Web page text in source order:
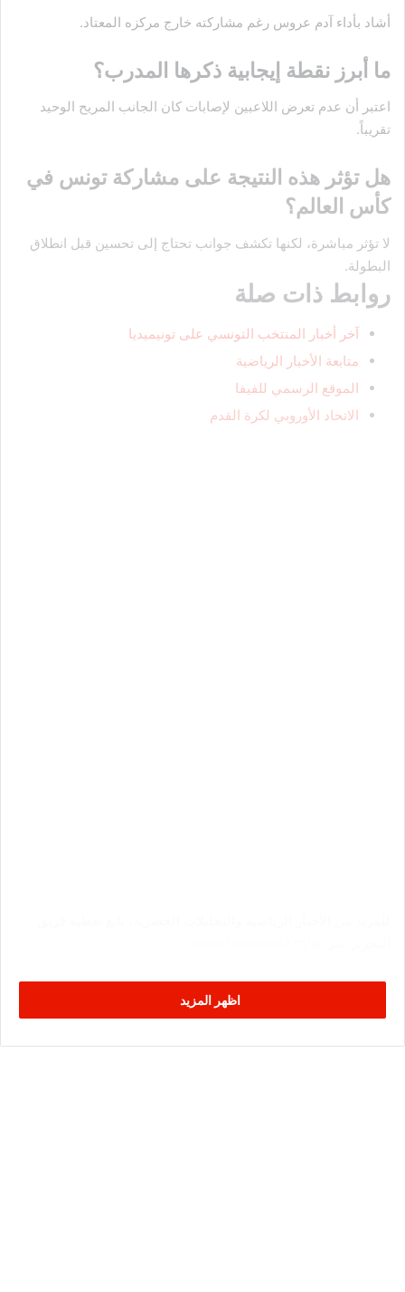
أشاد بأداء آدم عروس رغم مشاركته خارج مركزه المعتاد.
ما أبرز نقطة إيجابية ذكرها المدرب؟
اعتبر أن عدم تعرض اللاعبين لإصابات كان الجانب المريح الوحيد
تقريباً.
هل تؤثر هذه النتيجة على مشاركة تونس في
كأس العالم؟
لا تؤثر مباشرة، لكنها تكشف جوانب تحتاج إلى تحسين قبل انطلاق
البطولة.
روابط ذات صلة
آخر أخبار المنتخب التونسي على تونيميديا
متابعة الأخبار الرياضية
الموقع الرسمي للفيفا
الاتحاد الأوروبي لكرة القدم
اظهر المزيد